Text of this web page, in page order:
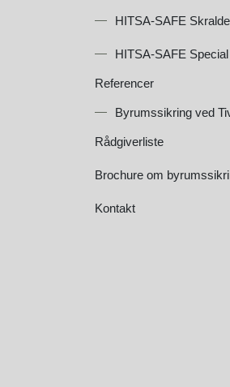
HITSA-SAFE
HITSA-SAFE Special
Referencer
Byrumssikring ved
Rådgiverliste
Brochure om
Kontakt